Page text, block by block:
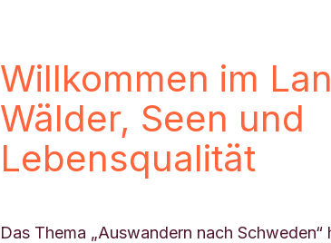
Willkommen im
Wälder, Seen und
Lebensqualität
Das Thema „Auswandern nach